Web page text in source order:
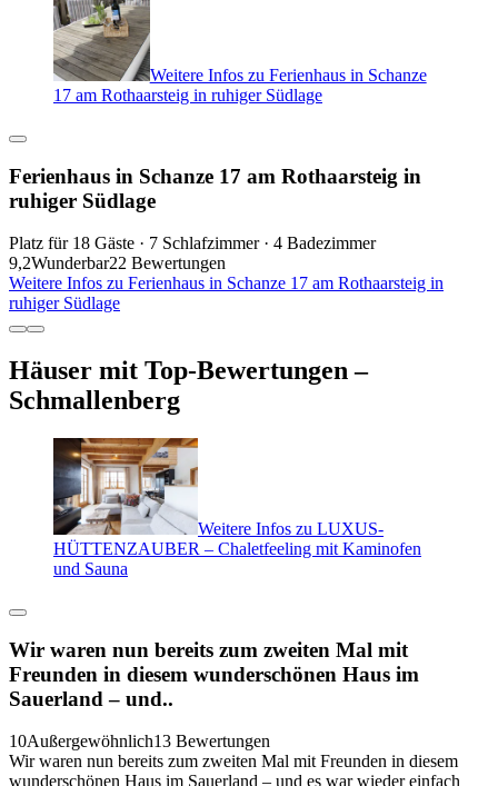
Weitere Infos zu Ferienhaus in Schanze
17 am Rothaarsteig in ruhiger Südlage
Ferienhaus in Schanze 17 am Rothaarsteig in
ruhiger Südlage
Platz für 18 Gäste · 7 Schlafzimmer · 4 Badezimmer
9,2Wunderbar22 Bewertungen
Weitere Infos zu Ferienhaus in Schanze 17 am Rothaarsteig in
ruhiger Südlage
Häuser mit Top-Bewertungen –
Schmallenberg
Weitere Infos zu LUXUS-
HÜTTENZAUBER – Chaletfeeling mit Kaminofen
und Sauna
Wir waren nun bereits zum zweiten Mal mit
Freunden in diesem wunderschönen Haus im
Sauerland – und..
10Außergewöhnlich13 Bewertungen
Wir waren nun bereits zum zweiten Mal mit Freunden in diesem
wunderschönen Haus im Sauerland – und es war wieder einfach